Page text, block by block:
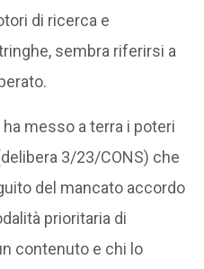
di ricerca e
sembra riferirsi a
messo a terra i poteri
3/23/CONS) che
del mancato accordo
prioritaria di
contenuto e chi lo